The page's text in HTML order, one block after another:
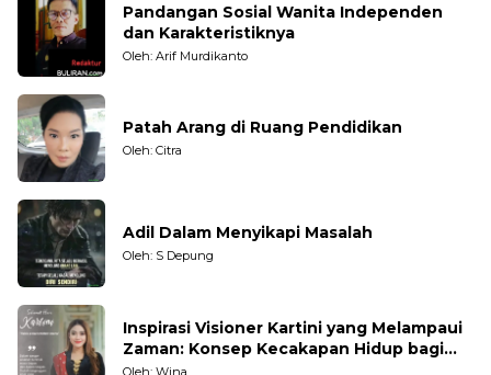
Pandangan Sosial Wanita Independen
dan Karakteristiknya
Oleh: Arif Murdikanto
Patah Arang di Ruang Pendidikan
Oleh: Citra
Adil Dalam Menyikapi Masalah
Oleh: S Depung
Inspirasi Visioner Kartini yang Melampaui
Zaman: Konsep Kecakapan Hidup bagi
Generasi Muda
Oleh: Wina